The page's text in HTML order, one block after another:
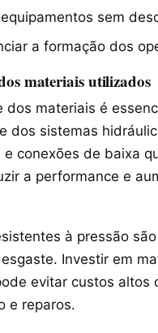
sem
a formação dos
materiais utilizados
dos materiais é
dos sistemas
e conexões de baixa
a performance e
à pressão
Investir em
evitar custos altos
e reparos.